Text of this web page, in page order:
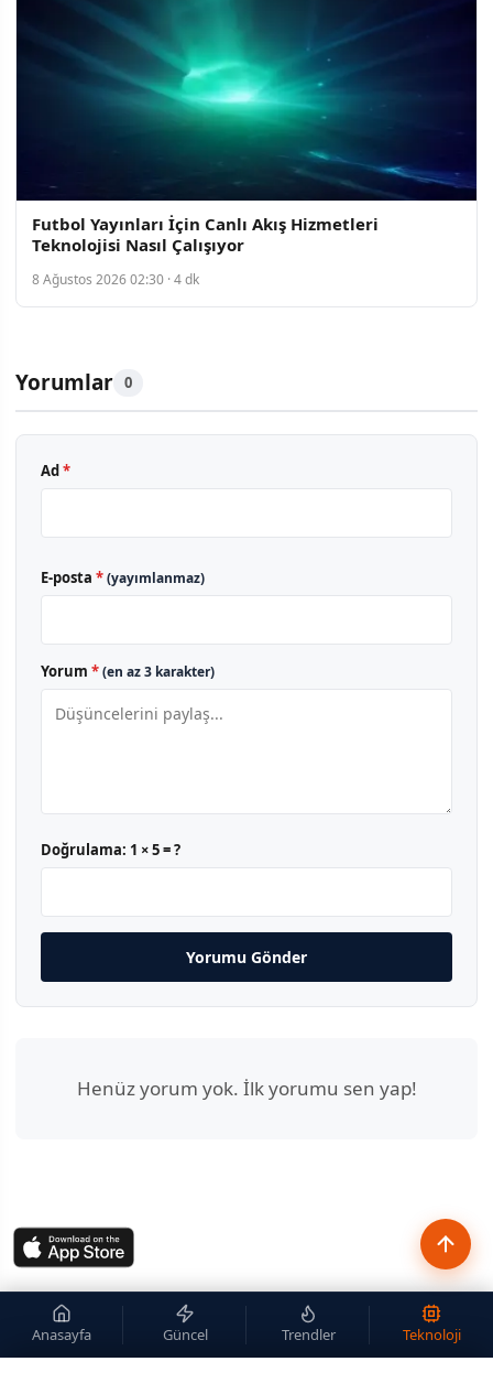
Futbol Yayınları İçin Canlı Akış Hizmetleri
Teknolojisi Nasıl Çalışıyor
8 Ağustos 2026 02:30 · 4 dk
Yorumlar 0
Ad*
E-posta *(yayımlanmaz)
Yorum *(en az 3 karakter)
Doğrulama: 1 × 5 = ?
Yorumu Gönder
Henüz yorum yok. İlk yorumu sen yap!
Anasayfa Güncel Trendler Teknoloji